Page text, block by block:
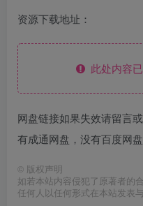
资源下载地址：
此处内容已
网盘链接如果失效请留言
有成通网盘，没有百度网盘
© 版权声明
如若本站内容侵犯了原著者的
任何人以任何形式在本站发表